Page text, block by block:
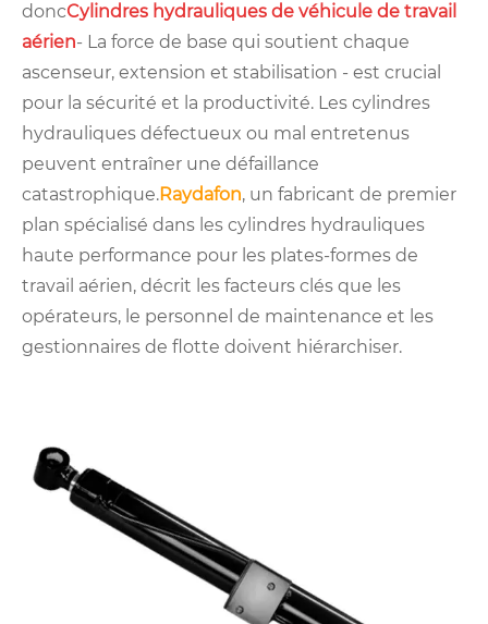
doncCylindres hydrauliques de véhicule de travail
aérien- La force de base qui soutient chaque
ascenseur, extension et stabilisation - est crucial
pour la sécurité et la productivité. Les cylindres
hydrauliques défectueux ou mal entretenus
peuvent entraîner une défaillance
catastrophique.Raydafon, un fabricant de premier
plan spécialisé dans les cylindres hydrauliques
haute performance pour les plates-formes de
travail aérien, décrit les facteurs clés que les
opérateurs, le personnel de maintenance et les
gestionnaires de flotte doivent hiérarchiser.